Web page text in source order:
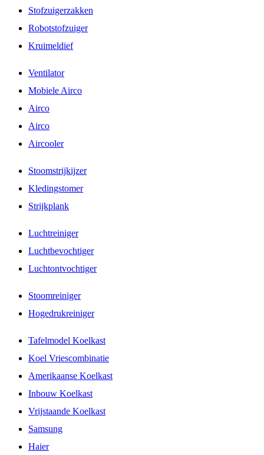
Stofzuigerzakken
Robotstofzuiger
Kruimeldief
Ventilator
Mobiele Airco
Airco
Airco
Aircooler
Stoomstrijkijzer
Kledingstomer
Strijkplank
Luchtreiniger
Luchtbevochtiger
Luchtontvochtiger
Stoomreiniger
Hogedrukreiniger
Tafelmodel Koelkast
Koel Vriescombinatie
Amerikaanse Koelkast
Inbouw Koelkast
Vrijstaande Koelkast
Samsung
Haier